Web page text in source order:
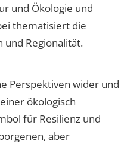
und Ökologie und
thematisiert die
und Regionalität.
Perspektiven wider und
ökologisch
für Resilienz und
aber